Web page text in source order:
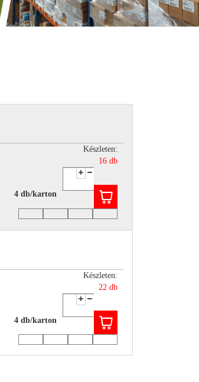
Készleten:
16 db
4 db/karton
Készleten:
22 db
4 db/karton